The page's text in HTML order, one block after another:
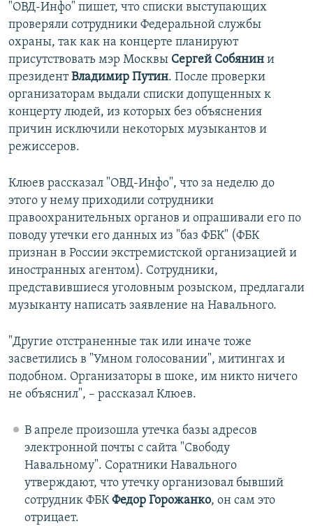
"ОВД-Инфо" пишет, что списки выступающих
проверяли сотрудники Федеральной службы
охраны, так как на концерте планируют
присутствовать мэр Москвы Сергей Собянин и
президентВладимир Путин. После проверки
организаторам выдали списки допущенных к
концерту людей, из которых без объяснения
причин исключили некоторых музыкантов и
режиссеров.
Клюев рассказал "ОВД-Инфо", что за неделю до
этого у нему приходили сотрудники
правоохранительных органов и опрашивали его по
поводу утечки его данных из "баз ФБК" (ФБК
признан в России экстремистской организацией и
иностранных агентом). Сотрудники,
представившиеся уголовным розыском, предлагали
музыканту написать заявление на Навального.
"Другие отстраненные так или иначе тоже
засветились в "Умном голосовании", митингах и
подобном. Организаторы в шоке, им никто ничего
не объяснил", – рассказал Клюев.
В апреле произошла утечка базы адресов
электронной почты с сайта "Свободу
Навальному". Соратники Навального
утверждают, что утечку организовал бывший
сотрудник ФБКФедор Горожанко, он сам это
отрицает.